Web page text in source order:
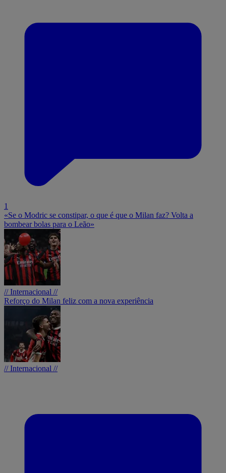
1
«Se o Modric se constipar, o que é que o Milan faz? Volta a
bombear bolas para o Leão»
// Internacional //
Reforço do Milan feliz com a nova experiência
// Internacional //